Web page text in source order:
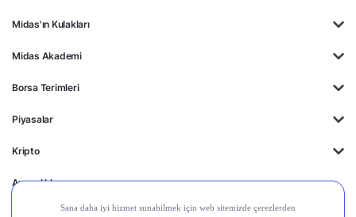
Midas'ın Kulakları
Midas Akademi
Borsa Terimleri
Piyasalar
Kripto
Ayrıcalıklar